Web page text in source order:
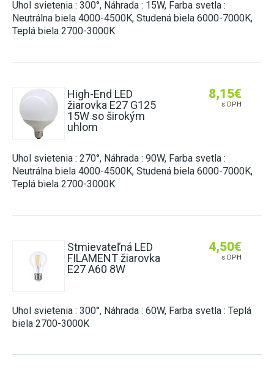
Uhol svietenia : 300°, Náhrada : 15W, Farba svetla :
Neutrálna biela 4000-4500K, Studená biela 6000-7000K,
Teplá biela 2700-3000K
High-End LED
žiarovka E27 G125
15W so širokým
uhlom
8,15€
s DPH
Uhol svietenia : 270°, Náhrada : 90W, Farba svetla :
Neutrálna biela 4000-4500K, Studená biela 6000-7000K,
Teplá biela 2700-3000K
Stmievateľná LED
FILAMENT žiarovka
E27 A60 8W
4,50€
s DPH
Uhol svietenia : 300°, Náhrada : 60W, Farba svetla : Teplá
biela 2700-3000K